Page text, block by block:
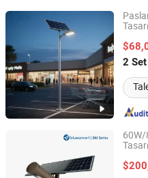
2 Set
Yangzhou Qiangsheng
Jiangsu, China
60W/
Bluesmart Solar PV Co., Ltd.